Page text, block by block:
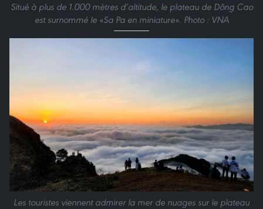
Situé à plus de 1.000 mètres d’altitude, le plateau de Dông Cao
est surnommé le «Sa Pa en miniature». Photo : VNA
Les touristes viennent admirer la mer de nuages sur le plateau